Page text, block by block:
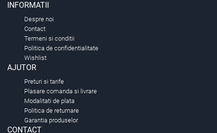
INFORMATII
Despre noi
Contact
Termeni si conditii
Politica de confidentialitate
Wishlist
AJUTOR
Preturi si tarife
Plasare comanda si livrare
Modalitati de plata
Politica de returnare
Garantia produselor
CONTACT